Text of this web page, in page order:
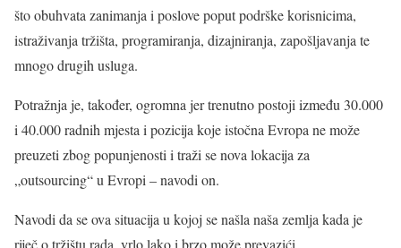
što obuhvata zanimanja i poslove poput podrške korisnicima,
istraživanja tržišta, programiranja, dizajniranja, zapošljavanja te
mnogo drugih usluga.
Potražnja je, također, ogromna jer trenutno postoji između 30.000
i 40.000 radnih mjesta i pozicija koje istočna Evropa ne može
preuzeti zbog popunjenosti i traži se nova lokacija za
„outsourcing“ u Evropi – navodi on.
Navodi da se ova situacija u kojoj se našla naša zemlja kada je
riječ o tržištu rada, vrlo lako i brzo može prevazići.